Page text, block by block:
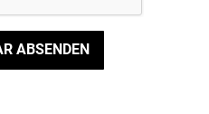
ABSENDEN